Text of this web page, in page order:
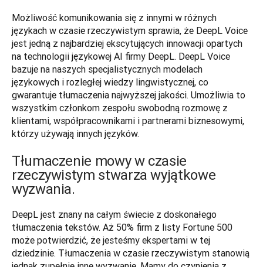
Możliwość komunikowania się z innymi w różnych
językach w czasie rzeczywistym sprawia, że DeepL Voice
jest jedną z najbardziej ekscytujących innowacji opartych
na technologii językowej AI firmy DeepL. DeepL Voice
bazuje na naszych specjalistycznych modelach
językowych i rozległej wiedzy lingwistycznej, co
gwarantuje tłumaczenia najwyższej jakości. Umożliwia to
wszystkim członkom zespołu swobodną rozmowę z
klientami, współpracownikami i partnerami biznesowymi,
którzy używają innych języków.
Tłumaczenie mowy w czasie
rzeczywistym stwarza wyjątkowe
wyzwania.
DeepL jest znany na całym świecie z doskonałego
tłumaczenia tekstów. Aż 50% firm z listy Fortune 500
może potwierdzić, że jesteśmy ekspertami w tej
dziedzinie. Tłumaczenia w czasie rzeczywistym stanowią